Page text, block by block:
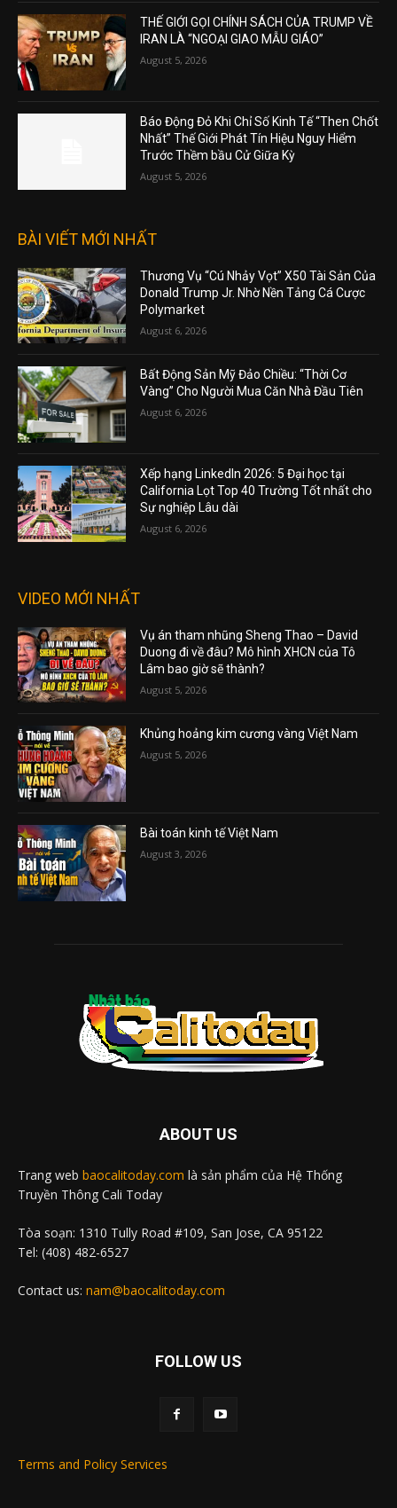
THẾ GIỚI GỌI CHÍNH SÁCH CỦA TRUMP VỀ
IRAN LÀ “NGOẠI GIAO MẪU GIÁO”
August 5, 2026
Báo Động Đỏ Khi Chỉ Số Kinh Tế “Then Chốt
Nhất” Thế Giới Phát Tín Hiệu Nguy Hiểm
Trước Thềm bầu Cử Giữa Kỳ
August 5, 2026
BÀI VIẾT MỚI NHẤT
Thương Vụ “Cú Nhảy Vọt” X50 Tài Sản Của
Donald Trump Jr. Nhờ Nền Tảng Cá Cược
Polymarket
August 6, 2026
Bất Động Sản Mỹ Đảo Chiều: “Thời Cơ
Vàng” Cho Người Mua Căn Nhà Đầu Tiên
August 6, 2026
Xếp hạng LinkedIn 2026: 5 Đại học tại
California Lọt Top 40 Trường Tốt nhất cho
Sự nghiệp Lâu dài
August 6, 2026
VIDEO MỚI NHẤT
Vụ án tham nhũng Sheng Thao – David
Duong đi về đâu? Mô hình XHCN của Tô
Lâm bao giờ sẽ thành?
August 5, 2026
Khủng hoảng kim cương vàng Việt Nam
August 5, 2026
Bài toán kinh tế Việt Nam
August 3, 2026
ABOUT US
Trang web baocalitoday.com là sản phẩm của Hệ Thống
Truyền Thông Cali Today
Tòa soạn: 1310 Tully Road #109, San Jose, CA 95122
Tel: (408) 482-6527
Contact us: nam@baocalitoday.com
FOLLOW US
Terms and Policy Services